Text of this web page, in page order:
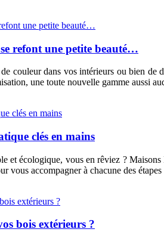
refont une petite beauté…
couleur dans vos intérieurs ou bien
une toute nouvelle gamme aussi
clés en mains
et écologique, vous en rêviez ?
vous accompagner à chacune des
bois extérieurs ?